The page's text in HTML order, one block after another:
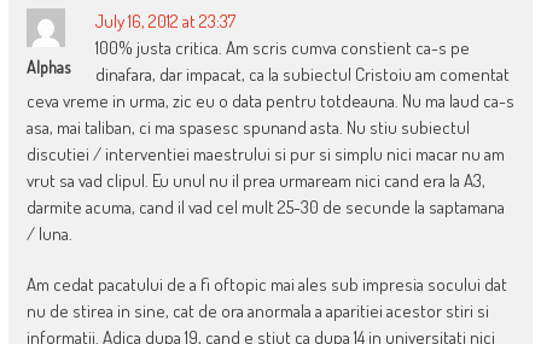
Alphas
July 16, 2012 at 23:37
100% justa critica. Am scris cumva constient ca-s pe
dinafara, dar impacat, ca la subiectul Cristoiu am comentat
ceva vreme in urma, zic eu o data pentru totdeauna. Nu ma laud ca-s
asa, mai taliban, ci ma spasesc spunand asta. Nu stiu subiectul
discutiei / interventiei maestrului si pur si simplu nici macar nu am
vrut sa vad clipul. Eu unul nu il prea urmaream nici cand era la A3,
darmite acuma, cand il vad cel mult 25-30 de secunde la saptamana
/ luna.
Am cedat pacatului de a fi oftopic mai ales sub impresia socului dat
nu de stirea in sine, cat de ora anormala a aparitiei acestor stiri si
informatii. Adica dupa 19, cand e stiut ca dupa 14 in universitati nici